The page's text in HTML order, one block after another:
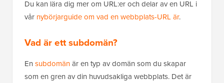
Du kan lära dig mer om URL:er och delar av en URL i
vår nybörjarguide om vad en webbplats-URL är.
Vad är ett subdomän?
En subdomänär en typ av domän som du skapar
som en gren av din huvudsakliga webbplats. Det är